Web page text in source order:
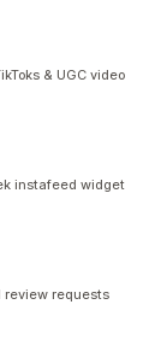
& UGC video
instafeed widget
review requests